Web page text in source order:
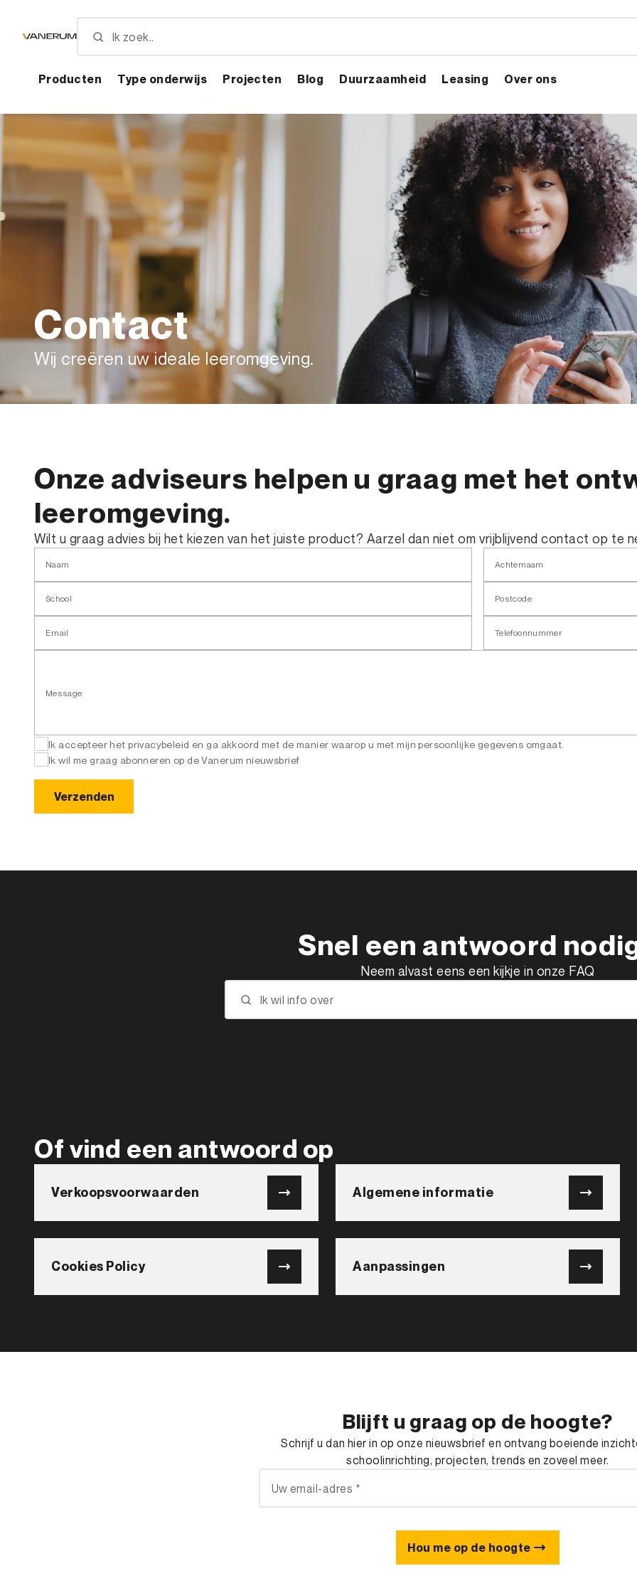
Producten Type onderwijs Projecten Blog Duurzaamheid Leasing Over ons
Contact
Wij creëren uw ideale leeromgeving.
Onze adviseurs helpen u graag met het
leeromgeving.
Wilt u graag advies bij het kiezen van het juiste product? Aarzel dan niet om vrijblijvend contact op te
Naam Achternaam
School Postcode
Email Telefoonnummer
Message
Ik accepteer het privacybeleid en ga akkoord met de manier waarop u met mijn persoonlijke gegevens omgaat.
Ik wil me graag abonneren op de Vanerum nieuwsbrief
Snel een antwoord
Neem alvast eens een kijkje in onze FAQ
Of vind een antwoord op
Verkoopsvoorwaarden Algemene informatie
Cookies Policy Aanpassingen
Blijft u graag op de hoogte?
Schrijf u dan hier in op onze nieuwsbrief en ontvang boeiende
schoolinrichting, projecten, trends en zoveel meer.
Hou me op de hoogte